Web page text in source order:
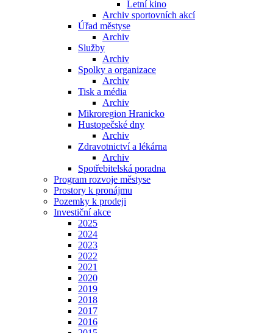
Letní kino
Archiv sportovních akcí
Úřad městyse
Archiv
Služby
Archiv
Spolky a organizace
Archiv
Tisk a média
Archiv
Mikroregion Hranicko
Hustopečské dny
Archiv
Zdravotnictví a lékárna
Archiv
Spotřebitelská poradna
Program rozvoje městyse
Prostory k pronájmu
Pozemky k prodeji
Investiční akce
2025
2024
2023
2022
2021
2020
2019
2018
2017
2016